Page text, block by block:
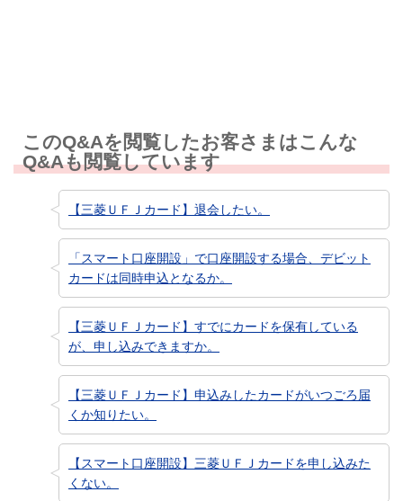
このQ&Aを閲覧したお客さまはこんな
Q&Aも閲覧しています
【三菱ＵＦＪカード】退会したい。
「スマート口座開設」で口座開設する場合、デビット
カードは同時申込となるか。
【三菱ＵＦＪカード】すでにカードを保有している
が、申し込みできますか。
【三菱ＵＦＪカード】申込みしたカードがいつごろ届
くか知りたい。
【スマート口座開設】三菱ＵＦＪカードを申し込みた
くない。